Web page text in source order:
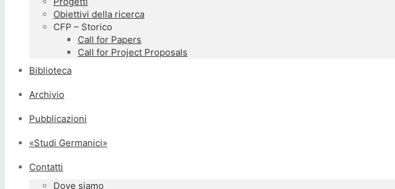
Obiettivi della ricerca
CFP – Storico
Call for Papers
Call for Project Proposals
Biblioteca
Archivio
Pubblicazioni
«Studi Germanici»
Contatti
Dove siamo